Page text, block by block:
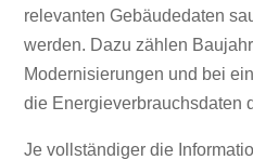
relevanten Gebäudedaten
werden. Dazu zählen
Modernisierungen und bei
die Energieverbrauchsdaten
Je vollständiger die